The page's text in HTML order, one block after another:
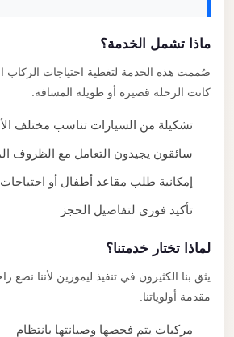
ماذا تشمل الخدمة؟
صُممت هذه الخدمة لتغطية احتياجات الركاب
كانت الرحلة قصيرة أو طويلة المسافة.
تشكيلة من السيارات تناسب مختلف
سائقون يجيدون التعامل مع الظروف
إمكانية طلب مقاعد أطفال أو احتياجات
تأكيد فوري لتفاصيل الحجز
لماذا تختار خدمتنا؟
يثق بنا الكثيرون في تنفيذ ليموزين لأننا نضع
مقدمة أولوياتنا.
مركبات يتم فحصها وصيانتها بانتظام